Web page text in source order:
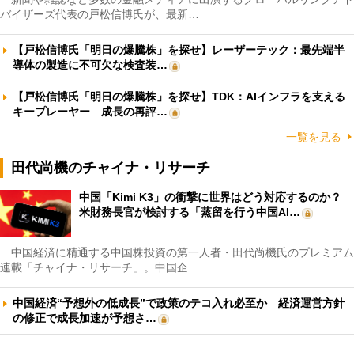
バイザーズ代表の戸松信博氏が、最新…
【戸松信博氏「明日の爆騰株」を探せ】レーザーテック：最先端半
導体の製造に不可欠な検査装…
【戸松信博氏「明日の爆騰株」を探せ】TDK：AIインフラを支える
キープレーヤー 成長の再評…
一覧を見る
田代尚機のチャイナ・リサーチ
中国「Kimi K3」の衝撃に世界はどう対応するのか？
米財務長官が検討する「蒸留を行う中国AI…
中国経済に精通する中国株投資の第一人者・田代尚機氏のプレミアム
連載「チャイナ・リサーチ」。中国企…
中国経済“予想外の低成長”で政策のテコ入れ必至か 経済運営方針
の修正で成長加速が予想さ…